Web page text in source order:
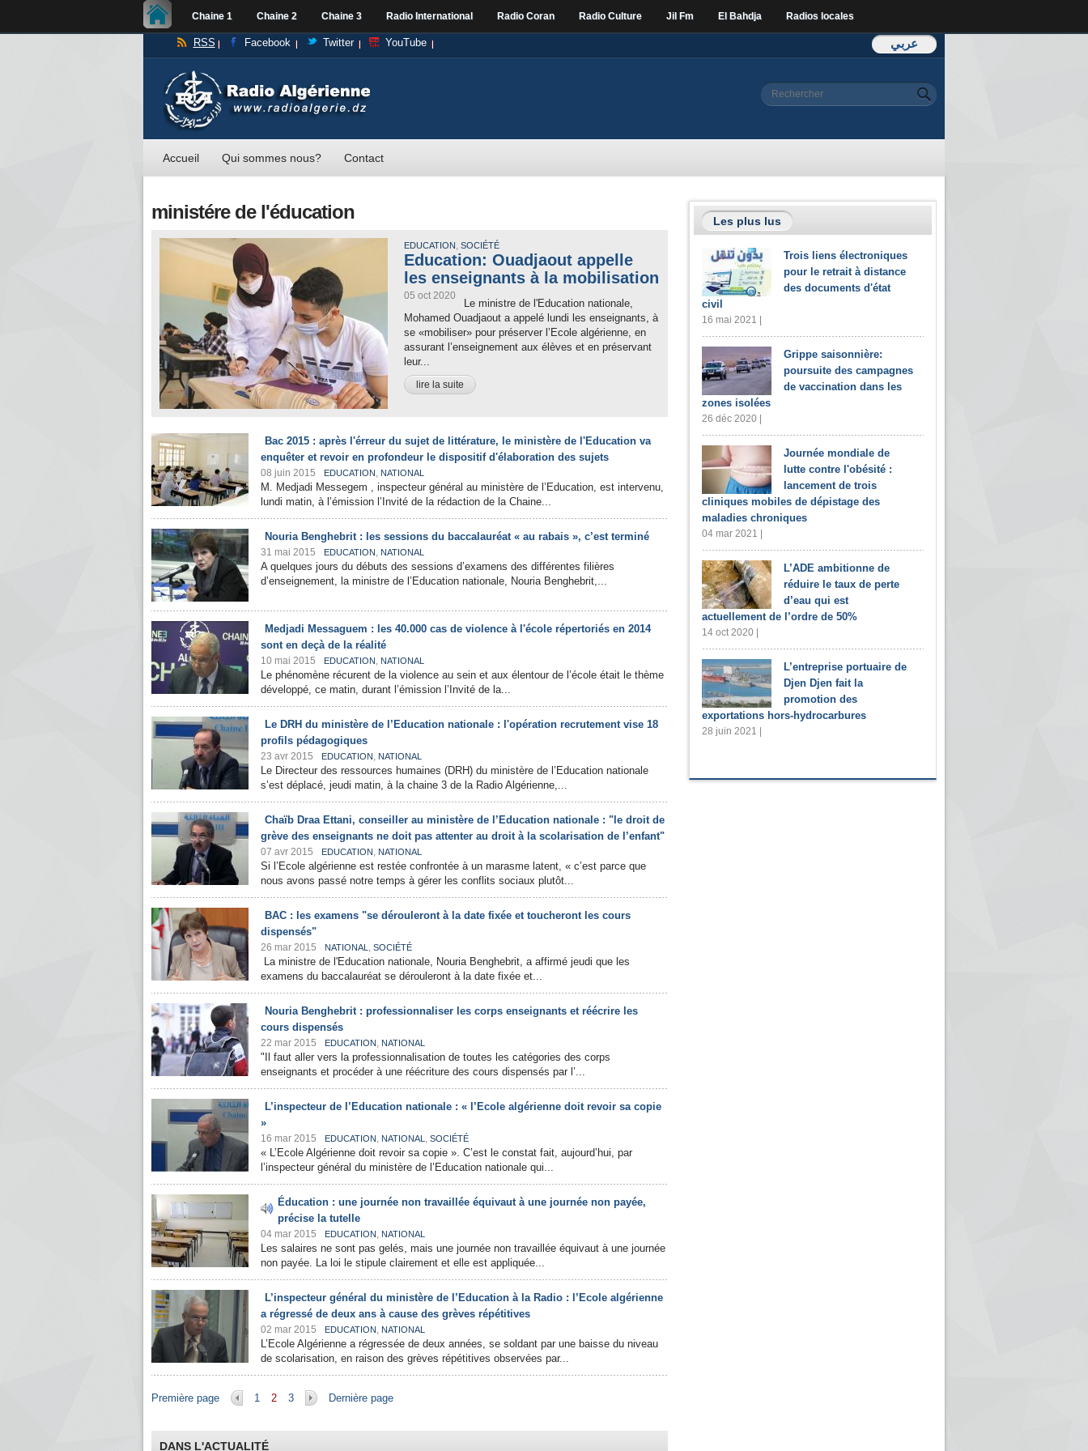
Chaine 1 Chaine 2 Chaine 3 Radio International Radio Coran Radio Culture Jil Fm El Bahdja Radios locales
عربي RSS Facebook Twitter YouTube
Formulaire de
Rechercher
Accueil Qui sommes nous? Contact
ministére de l'éducation
EDUCATION, SOCIÉTÉ
Education: Ouadjaout appelle
les enseignants à la mobilisation
05 oct 2020
Le ministre de l'Education nationale,
Mohamed Ouadjaout a appelé lundi les enseignants, à
se «mobiliser» pour préserver l’Ecole algérienne, en
assurant l’enseignement aux élèves et en préservant
leur...
lire la suite
Bac 2015 : après l'érreur du sujet de littérature, le ministère de l'Education va
enquêter et revoir en profondeur le dispositif d'élaboration des sujets
08 juin 2015 EDUCATION, NATIONAL
M. Medjadi Messegem , inspecteur général au ministère de l’Education, est intervenu,
lundi matin, à l’émission l’Invité de la rédaction de la Chaine...
Nouria Benghebrit : les sessions du baccalauréat « au rabais », c’est terminé
31 mai 2015 EDUCATION, NATIONAL
A quelques jours du débuts des sessions d’examens des différentes filières
d’enseignement, la ministre de l’Education nationale, Nouria Benghebrit,...
Medjadi Messaguem : les 40.000 cas de violence à l'école répertoriés en 2014
sont en deçà de la réalité
10 mai 2015 EDUCATION, NATIONAL
Le phénomène récurent de la violence au sein et aux élentour de l’école était le thème
développé, ce matin, durant l’émission l’Invité de la...
Le DRH du ministère de l’Education nationale : l'opération recrutement vise 18
profils pédagogiques
23 avr 2015 EDUCATION, NATIONAL
Le Directeur des ressources humaines (DRH) du ministère de l’Education nationale
s’est déplacé, jeudi matin, à la chaine 3 de la Radio Algérienne,...
Chaïb Draa Ettani, conseiller au ministère de l’Education nationale : "le droit de
grève des enseignants ne doit pas attenter au droit à la scolarisation de l’enfant"
07 avr 2015 EDUCATION, NATIONAL
Si l’Ecole algérienne est restée confrontée à un marasme latent, « c’est parce que
nous avons passé notre temps à gérer les conflits sociaux plutôt...
BAC : les examens "se dérouleront à la date fixée et toucheront les cours
dispensés"
26 mar 2015 NATIONAL , SOCIÉTÉ
La ministre de l'Education nationale, Nouria Benghebrit, a affirmé jeudi que les
examens du baccalauréat se dérouleront à la date fixée et...
Nouria Benghebrit : professionnaliser les corps enseignants et réécrire les
cours dispensés
22 mar 2015 EDUCATION, NATIONAL
"Il faut aller vers la professionnalisation de toutes les catégories des corps
enseignants et procéder à une réécriture des cours dispensés par l’...
L’inspecteur de l’Education nationale : « l’Ecole algérienne doit revoir sa copie
»
16 mar 2015 EDUCATION, NATIONAL , SOCIÉTÉ
« L’Ecole Algérienne doit revoir sa copie ». C’est le constat fait, aujourd’hui, par
l’inspecteur général du ministère de l’Education nationale qui...
Éducation : une journée non travaillée équivaut à une journée non payée,
précise la tutelle
04 mar 2015 EDUCATION, NATIONAL
Les salaires ne sont pas gelés, mais une journée non travaillée équivaut à une journée
non payée. La loi le stipule clairement et elle est appliquée...
L’inspecteur général du ministère de l’Education à la Radio : l’Ecole algérienne
a régressé de deux ans à cause des grèves répétitives
02 mar 2015 EDUCATION, NATIONAL
L’Ecole Algérienne a régressée de deux années, se soldant par une baisse du niveau
de scolarisation, en raison des grèves répétitives observées par...
Pages
Première page 1 2 3 Dernière page
DANS L'ACTUALITÉ
Les plus lus
Trois liens électroniques
pour le retrait à distance
des documents d'état
civil
16 mai 2021 |
Grippe saisonnière:
poursuite des campagnes
de vaccination dans les
zones isolées
26 déc 2020 |
Journée mondiale de
lutte contre l'obésité :
lancement de trois
cliniques mobiles de dépistage des
maladies chroniques
04 mar 2021 |
L’ADE ambitionne de
réduire le taux de perte
d’eau qui est
actuellement de l’ordre de 50%
14 oct 2020 |
L’entreprise portuaire de
Djen Djen fait la
promotion des
exportations hors-hydrocarbures
28 juin 2021 |